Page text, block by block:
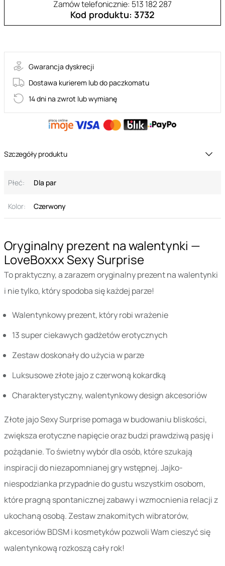
Oryginalny prezent na walentynki —
LoveBoxxx Sexy Surprise
To praktyczny, a zarazem oryginalny prezent na walentynki
i nie tylko, który spodoba się każdej parze!
Walentynkowy prezent, który robi wrażenie
13 super ciekawych gadżetów erotycznych
Zestaw doskonały do użycia w parze
Luksusowe złote jajo z czerwoną kokardką
Charakterystyczny, walentynkowy design akcesoriów
Złote jajo Sexy Surprise pomaga w budowaniu bliskości,
zwiększa erotyczne napięcie oraz budzi prawdziwą pasję i
pożądanie. To świetny wybór dla osób, które szukają
inspiracji do niezapomnianej gry wstępnej. Jajko-
niespodzianka przypadnie do gustu wszystkim osobom,
które pragną spontanicznej zabawy i wzmocnienia relacji z
ukochaną osobą. Zestaw znakomitych wibratorów,
akcesoriów BDSM i kosmetyków pozwoli Wam cieszyć się
walentynkową rozkoszą cały rok!
Zamów telefonicznie: 513 182 287
Kod produktu: 3732
Gwarancja dyskrecji
Dostawa kurierem lub do paczkomatu
14 dni na zwrot lub wymianę
Szczegóły produktu
Płeć: Dla par
Kolor: Czerwony